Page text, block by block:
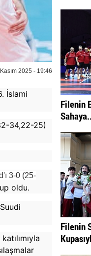
2025 - 19:46
İslami
34,22-25)
3-0 (25-
oldu.
Filenin
Filenin